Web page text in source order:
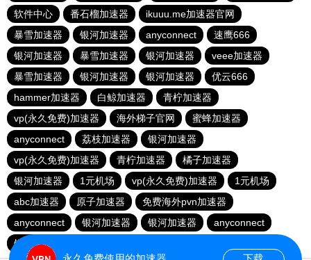
软件中心
番石榴加速器
ikuuu.me加速器官网
暴雪加速器
银河加速器 anyconnect
速鹰666
银河加速器
暴雪加速器 银河加速器
veee加速器
暴雪加速器
银河加速器 银河加速器
优云666
hammer加速器
白鲸加速器
青柠加速器
vp(永久免费)加速器
海外梯子官网
蜜蜂加速器
anyconnect
荔枝加速器
银河加速器
vp(永久免费)加速器
青柠加速器
橘子加速器
银河加速器
1元机场 vp(永久免费)加速器
1元机场
abc加速器
原子加速器
免费海外pvn加速器
anyconnect
银河加速器 银河加速器
anyconnect
银河加速器